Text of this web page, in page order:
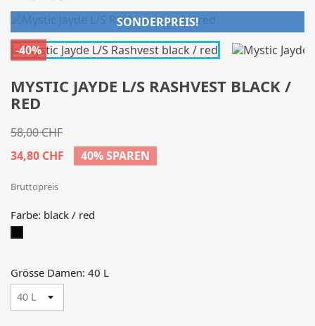
SONDERPREIS!
-40%
MYSTIC JAYDE L/S RASHVEST BLACK /
RED
58,00 CHF
34,80 CHF
40% SPAREN
Bruttopreis
Farbe: black / red
Grösse Damen: 40 L